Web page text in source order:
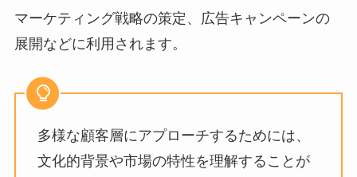
マーケティング戦略の策定、広告キャンペーンの
展開などに利用されます。
多様な顧客層にアプローチするためには、
文化的背景や市場の特性を理解することが